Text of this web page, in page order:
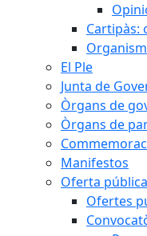
Cartipàs:
El Ple
Junta de
Òrgans de
Òrgans de
Manifestos
Oferta
Ofertes